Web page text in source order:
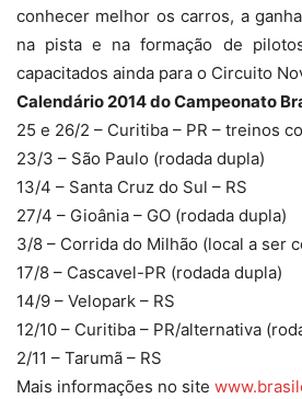
conhecer melhor os carros, a
na pista e na formação de
capacitados ainda para o Circuito
Calendário 2014 do Campeonato
25 e 26/2 – Curitiba – PR – treinos
23/3 – São Paulo (rodada dupla)
13/4 – Santa Cruz do Sul – RS
27/4 – Gioânia – GO (rodada dupla)
3/8 – Corrida do Milhão (local a ser
17/8 – Cascavel-PR (rodada dupla)
14/9 – Velopark – RS
12/10 – Curitiba – PR/alternativa
2/11 – Tarumã – RS
Mais informações no site